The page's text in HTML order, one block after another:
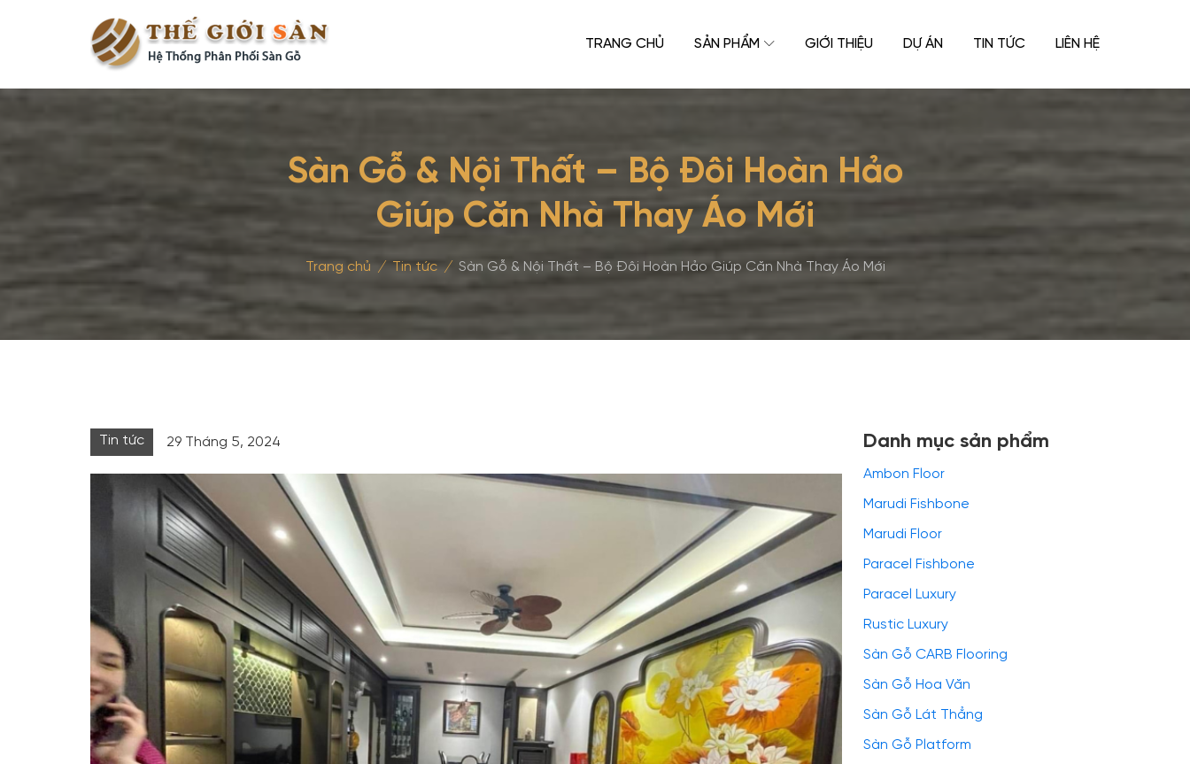
TRANG CHỦ SẢN PHẨM GIỚI THIỆU DỰ ÁN TIN TỨC LIÊN HỆ
Sàn Gỗ & Nội Thất – Bộ Đôi Hoàn Hảo
Giúp Căn Nhà Thay Áo Mới
Trang chủ / Tin tức / Sàn Gỗ & Nội Thất – Bộ Đôi Hoàn Hảo Giúp Căn Nhà Thay Áo Mới
Tin tức 29 Tháng 5, 2024 Danh mục sản phẩm
Ambon Floor
Marudi Fishbone
Marudi Floor
Paracel Fishbone
Paracel Luxury
Rustic Luxury
Sàn Gỗ CARB Flooring
Sàn Gỗ Hoa Văn
Sàn Gỗ Lát Thẳng
Sàn Gỗ Platform